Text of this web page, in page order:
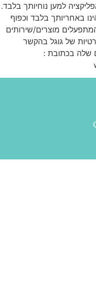
למען נוחיותך בלבד.
באחריותך בלבד וכפוף
מוצרים/שירותים
של גוגל בהקשר
שלה בכתובת :